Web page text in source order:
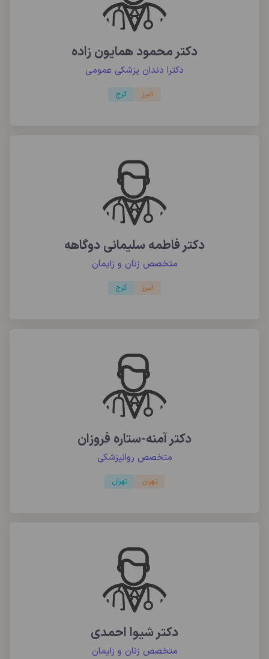
دکتر محمود همایون زاده
دکترا دندان پزشکی عمومی
البرز کرج
دکتر فاطمه سلیمانی دوگاهه
متخصص زنان و زایمان
البرز کرج
دکتر آمنه-ستاره فروزان
متخصص روانپزشکی
تهران تهران
دکتر شیوا احمدی
متخصص زنان و زایمان